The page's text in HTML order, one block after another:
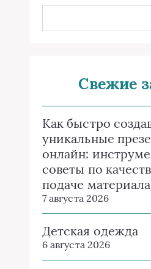
Свежие
Как быстро
уникальные
онлайн:
советы по
подаче материала
7 августа 2026
Детская одежда
6 августа 2026